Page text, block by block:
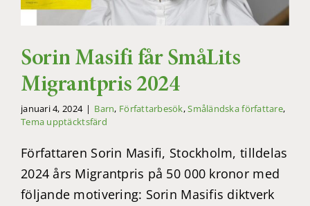
Sorin Masifi får SmåLits
Migrantpris 2024
januari 4, 2024 | Barn, Författarbesök,Småländska författare,
Tema upptäcktsfärd
Författaren Sorin Masifi, Stockholm, tilldelas
2024 års Migrantpris på 50 000 kronor med
följande motivering: Sorin Masifis diktverk